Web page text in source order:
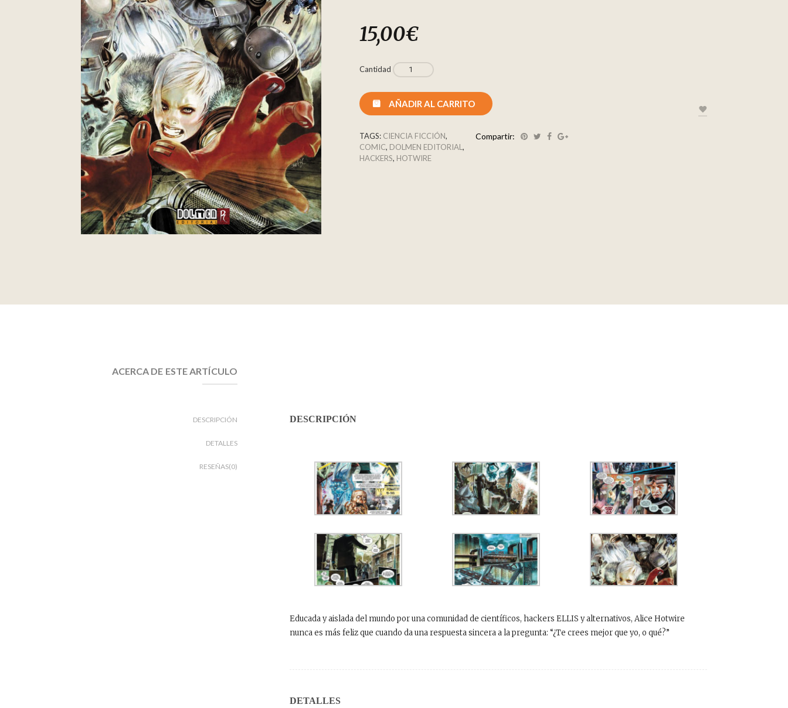
15,00€
Cantidad
AÑADIR AL CARRITO
TAGS: CIENCIA FICCIÓN,
COMIC, DOLMEN EDITORIAL ,
HACKERS, HOTWIRE
Compartir:
ACERCA DE ESTE ARTÍCULO
DESCRIPCIÓN
DETALLES
RESEÑAS(0)
DESCRIPCIÓN
Educada y aislada del mundo por una comunidad de científicos, hackers ELLIS y alternativos, Alice Hotwire
nunca es más feliz que cuando da una respuesta sincera a la pregunta: “¿Te crees mejor que yo, o qué?”
DETALLES